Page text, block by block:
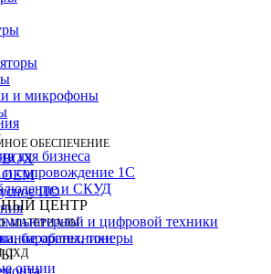
и микрофоны
ОБЕСПЕЧЕНИЕ
BOX
ПО
МАТЕРИАЛЫ
барабаны, тонеры
СХД
опции
для бизнеса
и сопровождение 1C
и СКУД
ЦЕНТР
и цифровой техники
оргтехники